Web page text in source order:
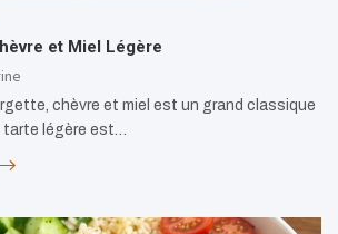
et Miel Légère
chèvre et miel est un grand classique
légère est…